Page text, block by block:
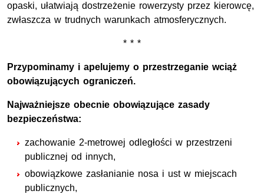
opaski, ułatwiają dostrzeżenie rowerzysty przez kierowcę,
zwłaszcza w trudnych warunkach atmosferycznych.
* * *
Przypominamy i apelujemy o przestrzeganie wciąż
obowiązujących ograniczeń.
Najważniejsze obecnie obowiązujące zasady
bezpieczeństwa:
zachowanie 2-metrowej odległości w przestrzeni
publicznej od innych,
obowiązkowe zasłanianie nosa i ust w miejscach
publicznych,